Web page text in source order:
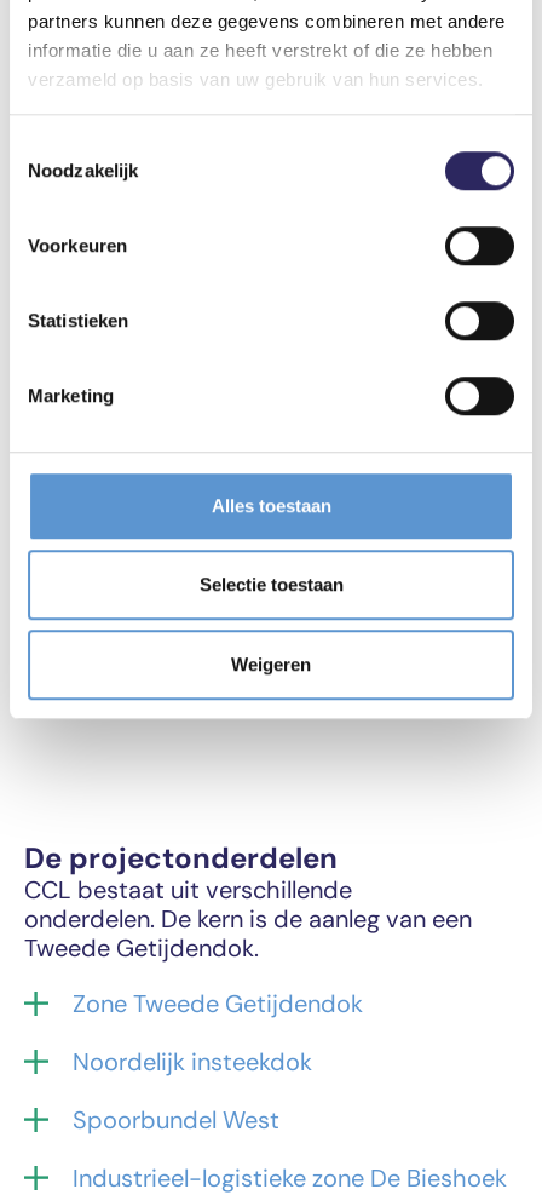
partners kunnen deze gegevens combineren met andere
informatie die u aan ze heeft verstrekt of die ze hebben
verzameld op basis van uw gebruik van hun services.
Noodzakelijk
Voorkeuren
Statistieken
Marketing
Alles toestaan
Selectie toestaan
Weigeren
De projectonderdelen
CCL bestaat uit verschillende
onderdelen. De kern is de aanleg van een
Tweede Getijdendok.
Zone Tweede Getijdendok
Noordelijk insteekdok
Spoorbundel West
Industrieel-logistieke zone De Bieshoek